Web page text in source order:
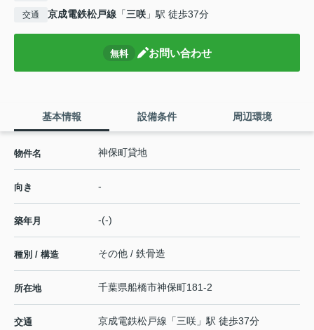
交通 京成電鉄松戸線 「三咲 」駅 徒歩37分
無料 お問い合わせ
基本情報 設備条件 周辺環境
物件名 神保町貸地
向き -
築年月 -(-)
種別 / 構造 その他 / 鉄骨造
所在地 千葉県船橋市神保町181-2
交通 京成電鉄松戸線 「三咲 」駅 徒歩37分